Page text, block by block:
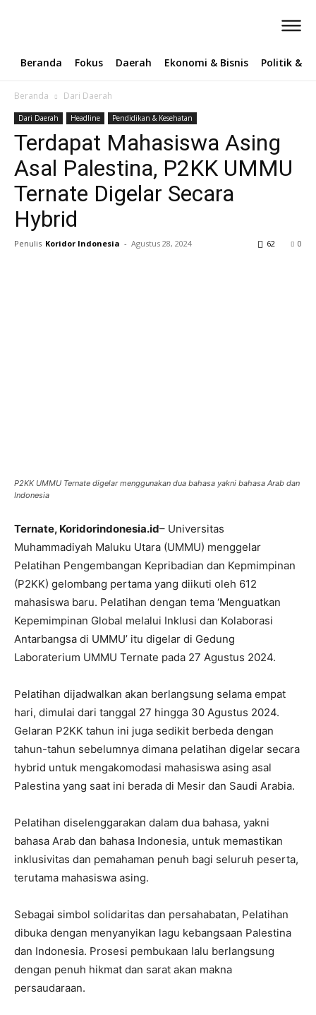
Beranda Fokus Daerah Ekonomi & Bisnis Politik &
Beranda Dari Daerah
Dari Daerah Headline Pendidikan & Kesehatan
Terdapat Mahasiswa Asing
Asal Palestina, P2KK UMMU
Ternate Digelar Secara
Hybrid
Penulis Koridor Indonesia - Agustus 28, 2024 0
62
P2KK UMMU Ternate digelar menggunakan dua bahasa yakni bahasa Arab dan
Indonesia
Ternate, Koridorindonesia.id– Universitas
Muhammadiyah Maluku Utara (UMMU) menggelar
Pelatihan Pengembangan Kepribadian dan Kepmimpinan
(P2KK) gelombang pertama yang diikuti oleh 612
mahasiswa baru. Pelatihan dengan tema ‘Menguatkan
Kepemimpinan Global melalui Inklusi dan Kolaborasi
Antarbangsa di UMMU’ itu digelar di Gedung
Laboraterium UMMU Ternate pada 27 Agustus 2024.
Pelatihan dijadwalkan akan berlangsung selama empat
hari, dimulai dari tanggal 27 hingga 30 Agustus 2024.
Gelaran P2KK tahun ini juga sedikit berbeda dengan
tahun-tahun sebelumnya dimana pelatihan digelar secara
hybrid untuk mengakomodasi mahasiswa asing asal
Palestina yang saat ini berada di Mesir dan Saudi Arabia.
Pelatihan diselenggarakan dalam dua bahasa, yakni
bahasa Arab dan bahasa Indonesia, untuk memastikan
inklusivitas dan pemahaman penuh bagi seluruh peserta,
terutama mahasiswa asing.
Sebagai simbol solidaritas dan persahabatan, Pelatihan
dibuka dengan menyanyikan lagu kebangsaan Palestina
dan Indonesia. Prosesi pembukaan lalu berlangsung
dengan penuh hikmat dan sarat akan makna
persaudaraan.